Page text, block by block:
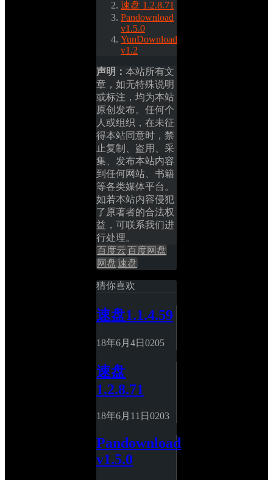
速盘 1.2.8.71
Pandownload
v1.5.0
YunDownload
v1.2
声明： 本站所有文
章，如无特殊说明
或标注，均为本站
原创发布。任何个
人或组织，在未征
得本站同意时，禁
止复制、盗用、采
集、发布本站内容
到任何网站、书籍
等各类媒体平台。
如若本站内容侵犯
了原著者的合法权
益，可联系我们进
行处理。
百度云百度网盘
网盘速盘
猜你喜欢
速盘1.1.4.59
18年6月4日 0205
速盘
1.2.8.71
18年6月11日 0203
Pandownload
v1.5.0